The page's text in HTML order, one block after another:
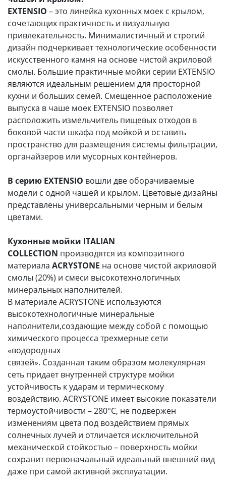
EXTENSIO – это линейка кухонных моек с крылом,
сочетающих практичность и визуальную
привлекательность. Минималистичный и строгий
дизайн подчеркивает технологические особенности
искусственного камня на основе чистой акриловой
смолы. Большие практичные мойки серии EXTENSIO
являются идеальным решением для просторной
кухни и больших семей. Смещенное расположение
выпуска в чаше моек EXTENSIO позволяет
расположить измельчитель пищевых отходов в
боковой части шкафа под мойкой и оставить
пространство для размещения системы фильтрации,
органайзеров или мусорных контейнеров.
В серию EXTENSIO вошли две оборачиваемые
модели с одной чашей и крылом. Цветовые дизайны
представлены универсальными черным и белым
цветами.
Кухонные мойки ITALIAN
COLLECTION производятся из композитного
материала ACRYSTONE на основе чистой акриловой
смолы (20%) и смеси высокотехнологичных
минеральных наполнителей.
В материале ACRYSTONE используются
высокотехнологичные минеральные
наполнители,создающие между собой с помощью
химического процесса трехмерные сети
«водородных
связей». Созданная таким образом молекулярная
сеть придает внутренней структуре мойки
устойчивость к ударам и термическому
воздействию. ACRYSTONE имеет высокие показатели
термоустойчивости – 280°С, не подвержен
изменениям цвета под воздействием прямых
солнечных лучей и отличается исключительной
механической стойкостью – поверхность мойки
сохранит первоначальный идеальный внешний вид
даже при самой активной эксплуатации.